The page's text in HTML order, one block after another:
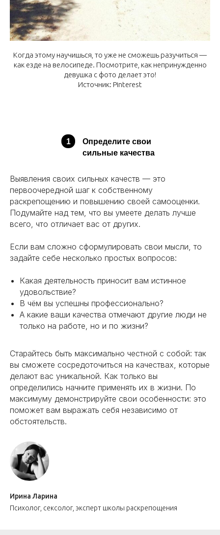
Когда этому научишься, то уже не сможешь разучиться —
как езде на велосипеде. Посмотрите, как непринужденно
девушка с фото делает это!
Источник: Pinterest
Определите свои
сильные качества
1
Выявления своих сильных качеств — это
первоочередной шаг к собственному
раскрепощению и повышению своей самооценки.
Подумайте над тем, что вы умеете делать лучше
всего, что отличает вас от других.
Если вам сложно сформулировать свои мысли, то
задайте себе несколько простых вопросов:
Какая деятельность приносит вам истинное
удовольствие?
В чём вы успешны профессионально?
А какие ваши качества отмечают другие люди не
только на работе, но и по жизни?
Старайтесь быть максимально честной с собой: так
вы сможете сосредоточиться на качествах, которые
делают вас уникальной. Как только вы
определились начните применять их в жизни. По
максимуму демонстрируйте свои особенности: это
поможет вам выражать себя независимо от
обстоятельств.
Ирина Ларина
Психолог, сексолог, эксперт школы раскрепощения